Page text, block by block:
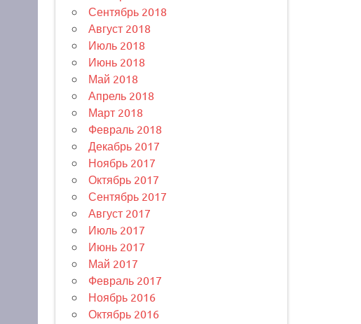
Сентябрь 2018
Август 2018
Июль 2018
Июнь 2018
Май 2018
Апрель 2018
Март 2018
Февраль 2018
Декабрь 2017
Ноябрь 2017
Октябрь 2017
Сентябрь 2017
Август 2017
Июль 2017
Июнь 2017
Май 2017
Февраль 2017
Ноябрь 2016
Октябрь 2016